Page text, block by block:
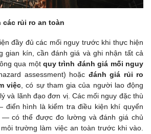
các rủi ro an toàn
đầy đủ các mối nguy trước khi thực hiện
gian kín, cần đánh giá và ghi nhận tất cả
qua mộtquy trình đánh giá mối nguy
assessment) hoặc đánh giá rủi ro
việc, có sự tham gia của người lao động
và lãnh đạo đơn vị. Các mối nguy đặc thù
điển hình là kiểm tra điều kiện khí quyển
— có thể được đo lường và đánh giá chủ
trường làm việc an toàn trước khi vào.